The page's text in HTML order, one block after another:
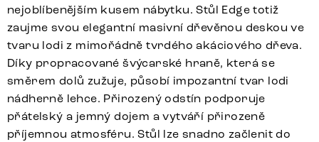
nejoblíbenějším kusem nábytku. Stůl Edge totiž
zaujme svou elegantní masivní dřevěnou deskou ve
tvaru lodi z mimořádně tvrdého akáciového dřeva.
Díky propracované švýcarské hraně, která se
směrem dolů zužuje, působí impozantní tvar lodi
nádherně lehce. Přirozený odstín podporuje
přátelský a jemný dojem a vytváří přirozeně
příjemnou atmosféru. Stůl lze snadno začlenit do